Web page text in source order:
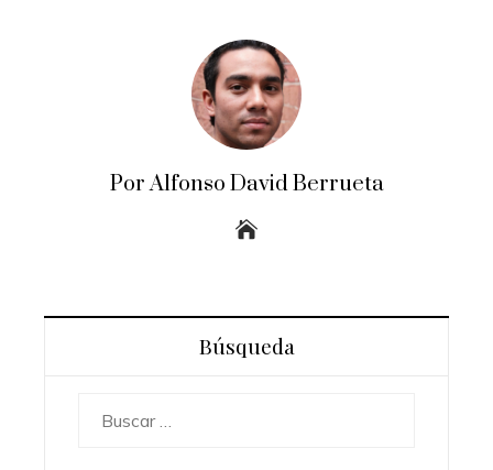
Por Alfonso David Berrueta
Búsqueda